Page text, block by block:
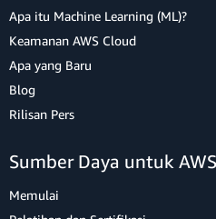
Apa itu Machine Learning (ML)?
Keamanan AWS Cloud
Apa yang Baru
Blog
Rilisan Pers
Sumber Daya untuk AWS
Memulai